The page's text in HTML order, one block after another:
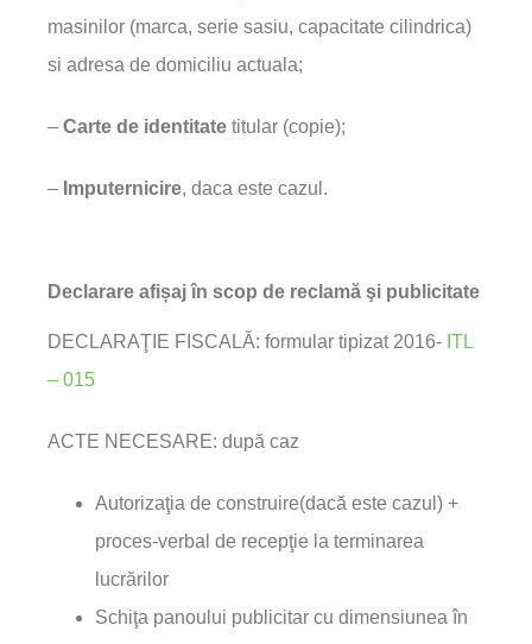
masinilor (marca, serie sasiu, capacitate cilindrica)
si adresa de domiciliu actuala;
– Carte de identitate titular (copie);
– Imputernicire, daca este cazul.
Declarare afișaj în scop de reclamă şi publicitate
DECLARAŢIE FISCALĂ: formular tipizat 2016- ITL
– 015
ACTE NECESARE: după caz
Autorizaţia de construire(dacă este cazul) +
proces-verbal de recepţie la terminarea
lucrărilor
Schiţa panoului publicitar cu dimensiunea în